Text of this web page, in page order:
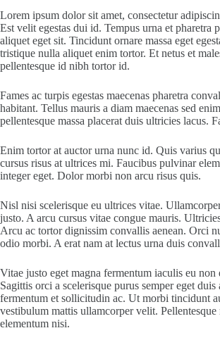
Lorem ipsum dolor sit amet, consectetur
Est velit egestas dui id. Tempus urna et
aliquet eget sit. Tincidunt ornare massa eget
tristique nulla aliquet enim tortor. Et netus et
pellentesque id nibh tortor id.
Fames ac turpis egestas maecenas pharetra
habitant. Tellus mauris a diam maecenas sed
pellentesque massa placerat duis ultricies lacus.
Enim tortor at auctor urna nunc id. Quis varius
cursus risus at ultrices mi. Faucibus pulvinar
integer eget. Dolor morbi non arcu risus quis.
Nisl nisi scelerisque eu ultrices vitae.
justo. A arcu cursus vitae congue mauris.
Arcu ac tortor dignissim convallis aenean. Orci
odio morbi. A erat nam at lectus urna duis
Vitae justo eget magna fermentum iaculis eu
Sagittis orci a scelerisque purus semper eget
fermentum et sollicitudin ac. Ut morbi tincidunt
vestibulum mattis ullamcorper velit.
elementum nisi.